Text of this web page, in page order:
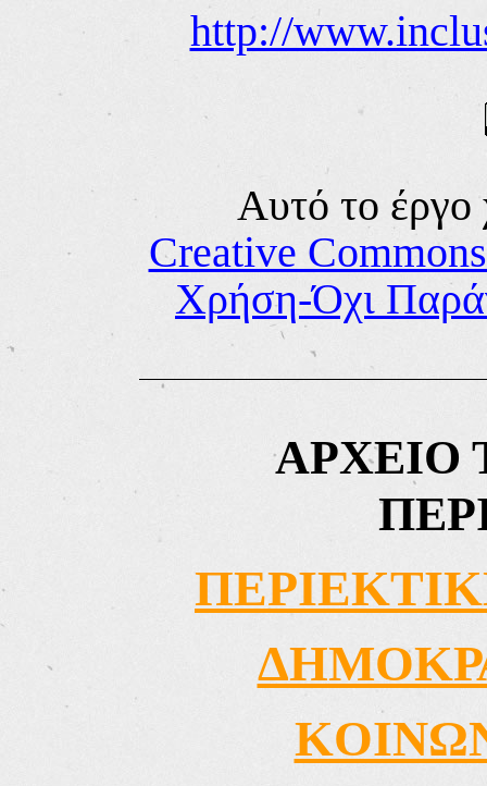
http://
Αυτό το έργο
Creative
Χρήση-Όχι
ΑΡΧΕΙΟ